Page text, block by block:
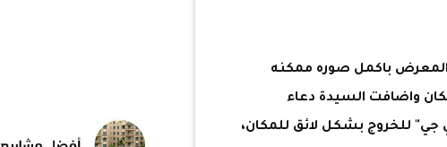
المعرض باكمل صوره ممكنه
واضافت السيدة دعاء
للخروج بشكل لائق للمكان،